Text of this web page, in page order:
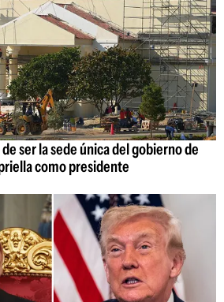
ser la sede única del gobierno de
como presidente